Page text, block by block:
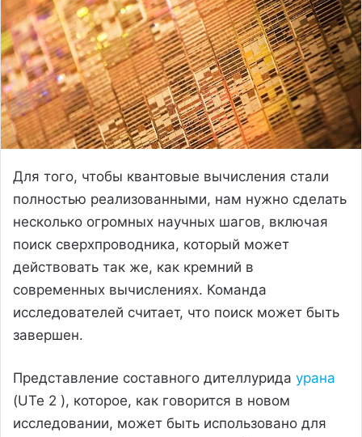
Для того, чтобы квантовые вычисления стали
полностью реализованными, нам нужно сделать
несколько огромных научных шагов, включая
поиск сверхпроводника, который может
действовать так же, как кремний в
современных вычислениях. Команда
исследователей считает, что поиск может быть
завершен.
Представление составного дителлурида урана
(UTe 2 ), которое, как говорится в новом
исследовании, может быть использовано для